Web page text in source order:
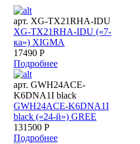
арт. XG-TX21RHA-IDU
XG-TX21RHA-IDU («7-
ка») XIGMA
17490 Р
Подробнее
арт. GWH24ACE-
K6DNA1I black
GWH24ACE-K6DNA1I
black («24-й») GREE
131500 Р
Подробнее